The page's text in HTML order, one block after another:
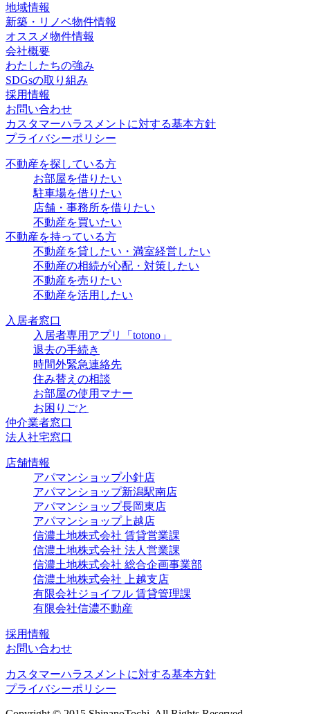
地域情報
新築・リノベ物件情報
オススメ物件情報
会社概要
わたしたちの強み
SDGsの取り組み
採用情報
お問い合わせ
カスタマーハラスメントに対する基本方針
プライバシーポリシー
不動産を探している方
お部屋を借りたい
駐車場を借りたい
店舗・事務所を借りたい
不動産を買いたい
不動産を持っている方
不動産を貸したい・満室経営したい
不動産の相続が心配・対策したい
不動産を売りたい
不動産を活用したい
入居者窓口
入居者専用アプリ「totono」
退去の手続き
時間外緊急連絡先
住み替えの相談
お部屋の使用マナー
お困りごと
仲介業者窓口
法人社宅窓口
店舗情報
アパマンショップ小針店
アパマンショップ新潟駅南店
アパマンショップ長岡東店
アパマンショップ上越店
信濃土地株式会社 賃貸営業課
信濃土地株式会社 法人営業課
信濃土地株式会社 総合企画事業部
信濃土地株式会社 上越支店
有限会社ジョイフル 賃貸管理課
有限会社信濃不動産
採用情報
お問い合わせ
カスタマーハラスメントに対する基本方針
プライバシーポリシー